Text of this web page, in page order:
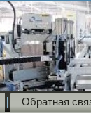
Обратная